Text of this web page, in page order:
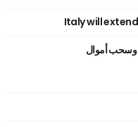
Italy will
وسحب أموال